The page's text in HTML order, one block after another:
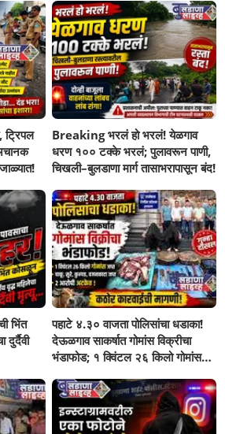
ट्रिपल
Breaking भरलं हो भरलं! येळगाव
धरण १०० टक्के भरलं; पुलावरून पाणी,
चिखली–बुलडाणा मार्ग तासाभरापासून बंद!
भिंत
दुर्दैवी
पहाटे ४.३० वाजता पोलिसांचा धडाका!
देऊळगाव साकर्षात गोमांस विक्रीचा
भंडाफोड; १ क्विंटल २६ किलो गोमांस